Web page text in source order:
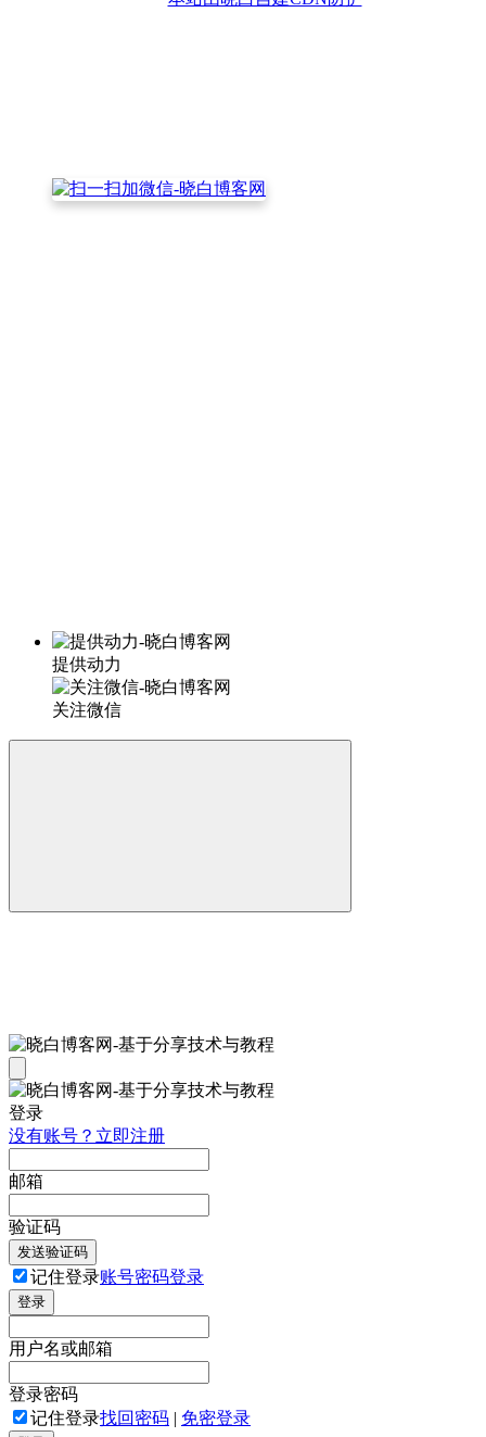
提供动力
关注微信
登录
没有账号？立即注册
邮箱
验证码
发送验证码
记住登录账号密码登录
登录
用户名或邮箱
登录密码
记住登录找回密码 | 免密登录